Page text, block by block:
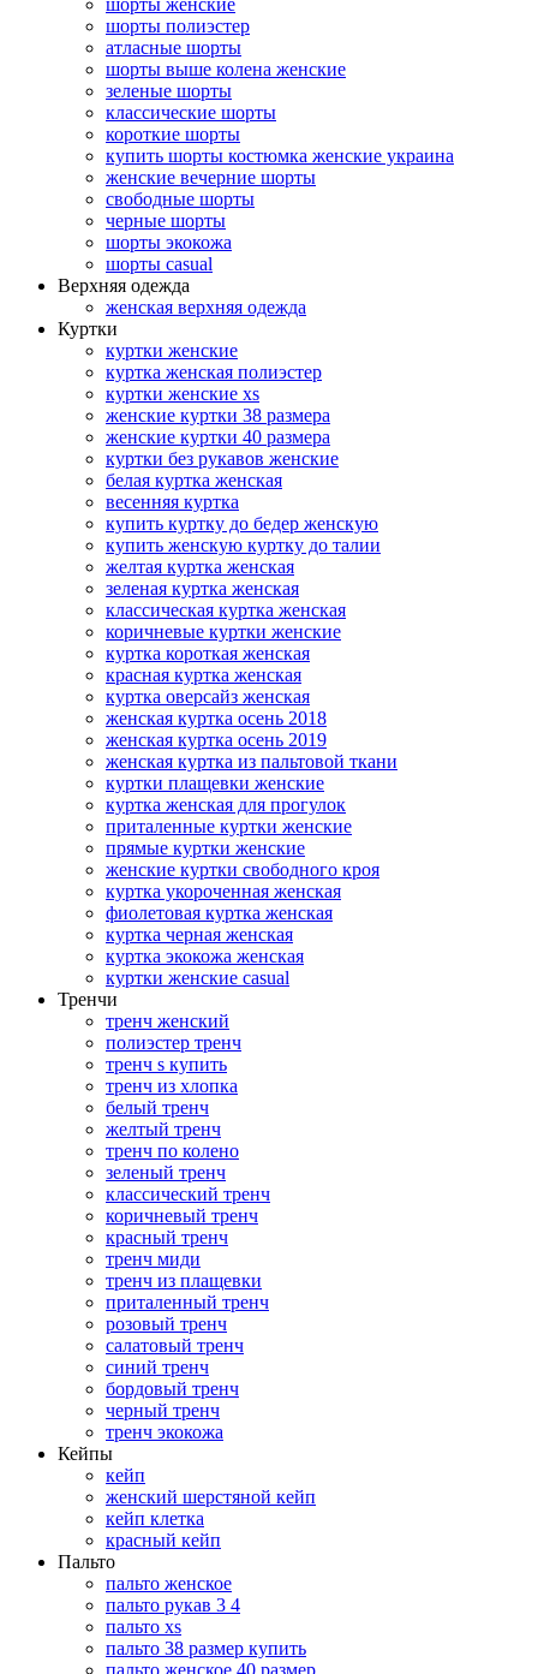
шорты женские
шорты полиэстер
атласные шорты
шорты выше колена женские
зеленые шорты
классические шорты
короткие шорты
купить шорты костюмка женские украина
женские вечерние шорты
свободные шорты
черные шорты
шорты экокожа
шорты casual
Верхняя одежда
женская верхняя одежда
Куртки
куртки женские
куртка женская полиэстер
куртки женские xs
женские куртки 38 размера
женские куртки 40 размера
куртки без рукавов женские
белая куртка женская
весенняя куртка
купить куртку до бедер женскую
купить женскую куртку до талии
желтая куртка женская
зеленая куртка женская
классическая куртка женская
коричневые куртки женские
куртка короткая женская
красная куртка женская
куртка оверсайз женская
женская куртка осень 2018
женская куртка осень 2019
женская куртка из пальтовой ткани
куртки плащевки женские
куртка женская для прогулок
приталенные куртки женские
прямые куртки женские
женские куртки свободного кроя
куртка укороченная женская
фиолетовая куртка женская
куртка черная женская
куртка экокожа женская
куртки женские casual
Тренчи
тренч женский
полиэстер тренч
тренч s купить
тренч из хлопка
белый тренч
желтый тренч
тренч по колено
зеленый тренч
классический тренч
коричневый тренч
красный тренч
тренч миди
тренч из плащевки
приталенный тренч
розовый тренч
салатовый тренч
синий тренч
бордовый тренч
черный тренч
тренч экокожа
Кейпы
кейп
женский шерстяной кейп
кейп клетка
красный кейп
Пальто
пальто женское
пальто рукав 3 4
пальто xs
пальто 38 размер купить